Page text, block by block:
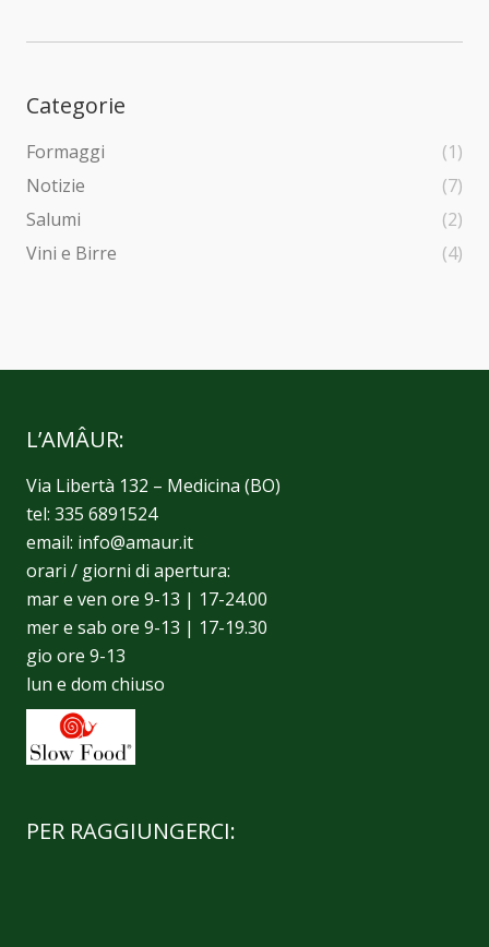
Categorie
Formaggi
(1)
Notizie
(7)
Salumi
(2)
Vini e Birre
(4)
L’AMÂUR:
Via Libertà 132 – Medicina (BO)
tel: 335 6891524
email: info@amaur.it
orari / giorni di apertura:
mar e ven ore 9-13 | 17-24.00
mer e sab ore 9-13 | 17-19.30
gio ore 9-13
lun e dom chiuso
PER RAGGIUNGERCI: